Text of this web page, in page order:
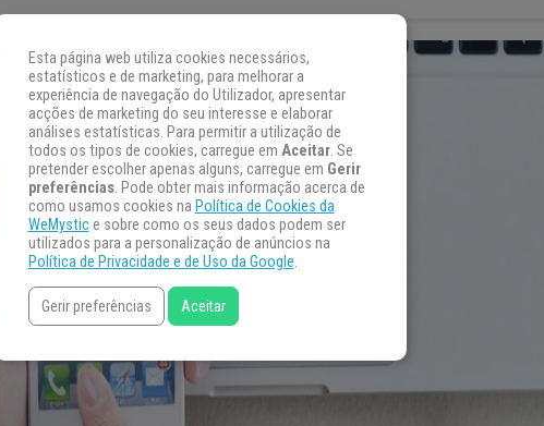
Esta página web utiliza cookies necessários,
estatísticos e de marketing, para melhorar a
experiência de navegação do Utilizador, apresentar
acções de marketing do seu interesse e elaborar
análises estatísticas. Para permitir a utilização de
todos os tipos de cookies, carregue em Aceitar. Se
pretender escolher apenas alguns, carregue em Gerir
preferências. Pode obter mais informação acerca de
como usamos cookies na Política de Cookies da
WeMystice sobre como os seus dados podem ser
utilizados para a personalização de anúncios na
Política de Privacidade e de Uso da Google.
Gerir preferências Aceitar